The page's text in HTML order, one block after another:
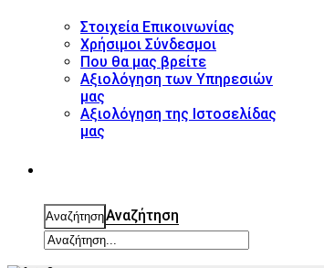
Στοιχεία Επικοινωνίας
Χρήσιμοι Σύνδεσμοι
Που θα μας βρείτε
Αξιολόγηση των Υπηρεσιών
μας
Αξιολόγηση της Ιστοσελίδας
μας
ΑναζήτησηΑναζήτηση